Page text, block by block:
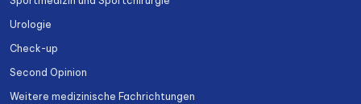
Urologie
Check-up
Second Opinion
Weitere medizinische Fachrichtungen